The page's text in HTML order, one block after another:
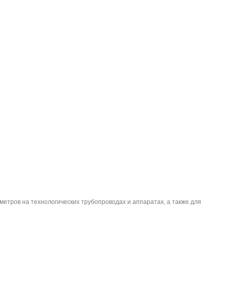
на технологических трубопроводах и аппаратах, а также для